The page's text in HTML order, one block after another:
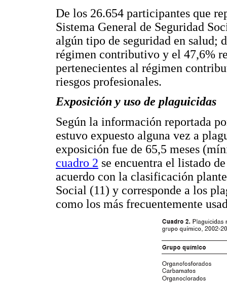
De los 26.654 participantes que
Sistema General de Seguridad
algún tipo de seguridad en salud;
régimen contributivo y el 47,6%
pertenecientes al régimen
riesgos profesionales.
Exposición y uso de plaguicidas
Según la información reportada
estuvo expuesto alguna vez a
exposición fue de 65,5 meses
cuadro 2 se encuentra el listado
acuerdo con la clasificación
Social (11) y corresponde a los
como los más frecuentemente